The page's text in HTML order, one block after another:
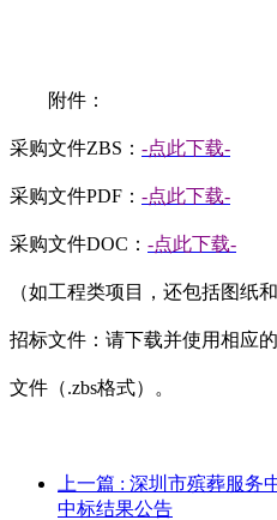
附件：
采购文件ZBS： -点此下载-
采购文件PDF： -点此下载-
采购文件DOC： -点此下载-
（如工程类项目，还包括图纸
招标文件：请下载并使用相应的
文件（.zbs格式）。
上一篇 : 深圳市殡葬服务
中标结果公告